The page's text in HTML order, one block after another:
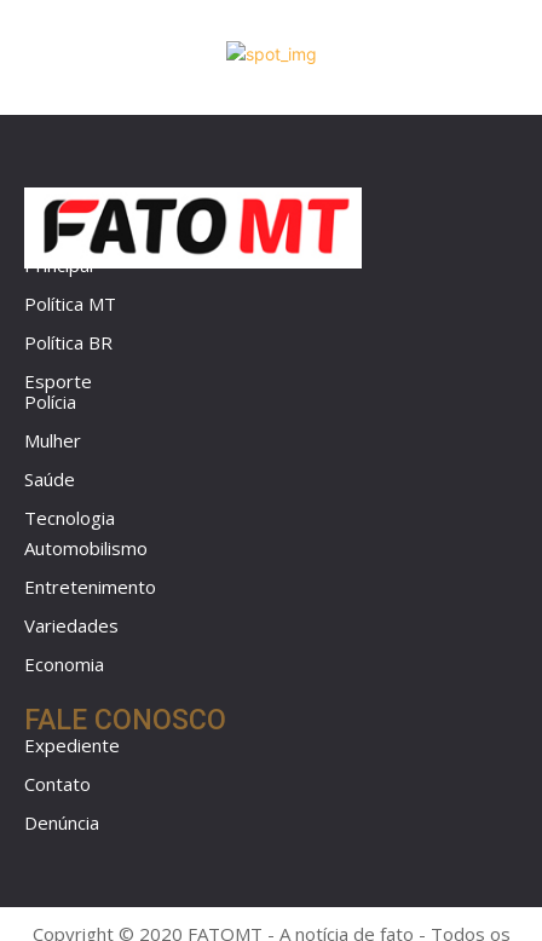
Principal
Política MT
Política BR
Esporte
Polícia
Mulher
Saúde
Tecnologia
Automobilismo
Entretenimento
Variedades
Economia
FALE CONOSCO
Expediente
Contato
Denúncia
Copyright © 2020 FATOMT - A notícia de fato - Todos os